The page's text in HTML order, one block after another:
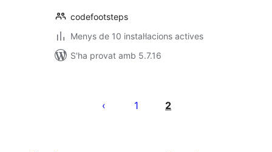
codefootsteps
Menys de 10 instal·lacions actives
S'ha provat amb 5.7.16
1 2